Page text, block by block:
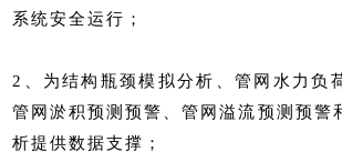
系统安全运行；
2、为结构瓶颈模拟分析、管网水力负
管网淤积预测预警、管网溢流预测预警
析提供数据支撑；